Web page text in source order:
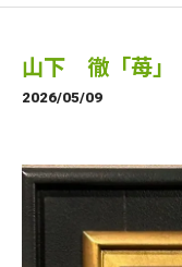
山下 徹「苺」
2026/05/09